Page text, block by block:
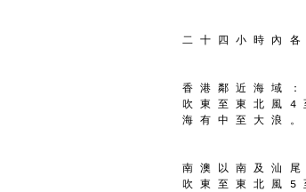
二 十 四 小 時 內 各
香 港 鄰 近 海 域 ：
吹 東 至 東 北 風 4
海 有 中 至 大 浪 。
南 澳 以 南 及 汕 尾
吹 東 至 東 北 風 5